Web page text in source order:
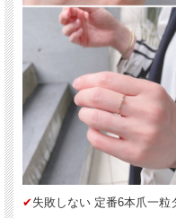
✔︎失敗しない 定番6本爪一